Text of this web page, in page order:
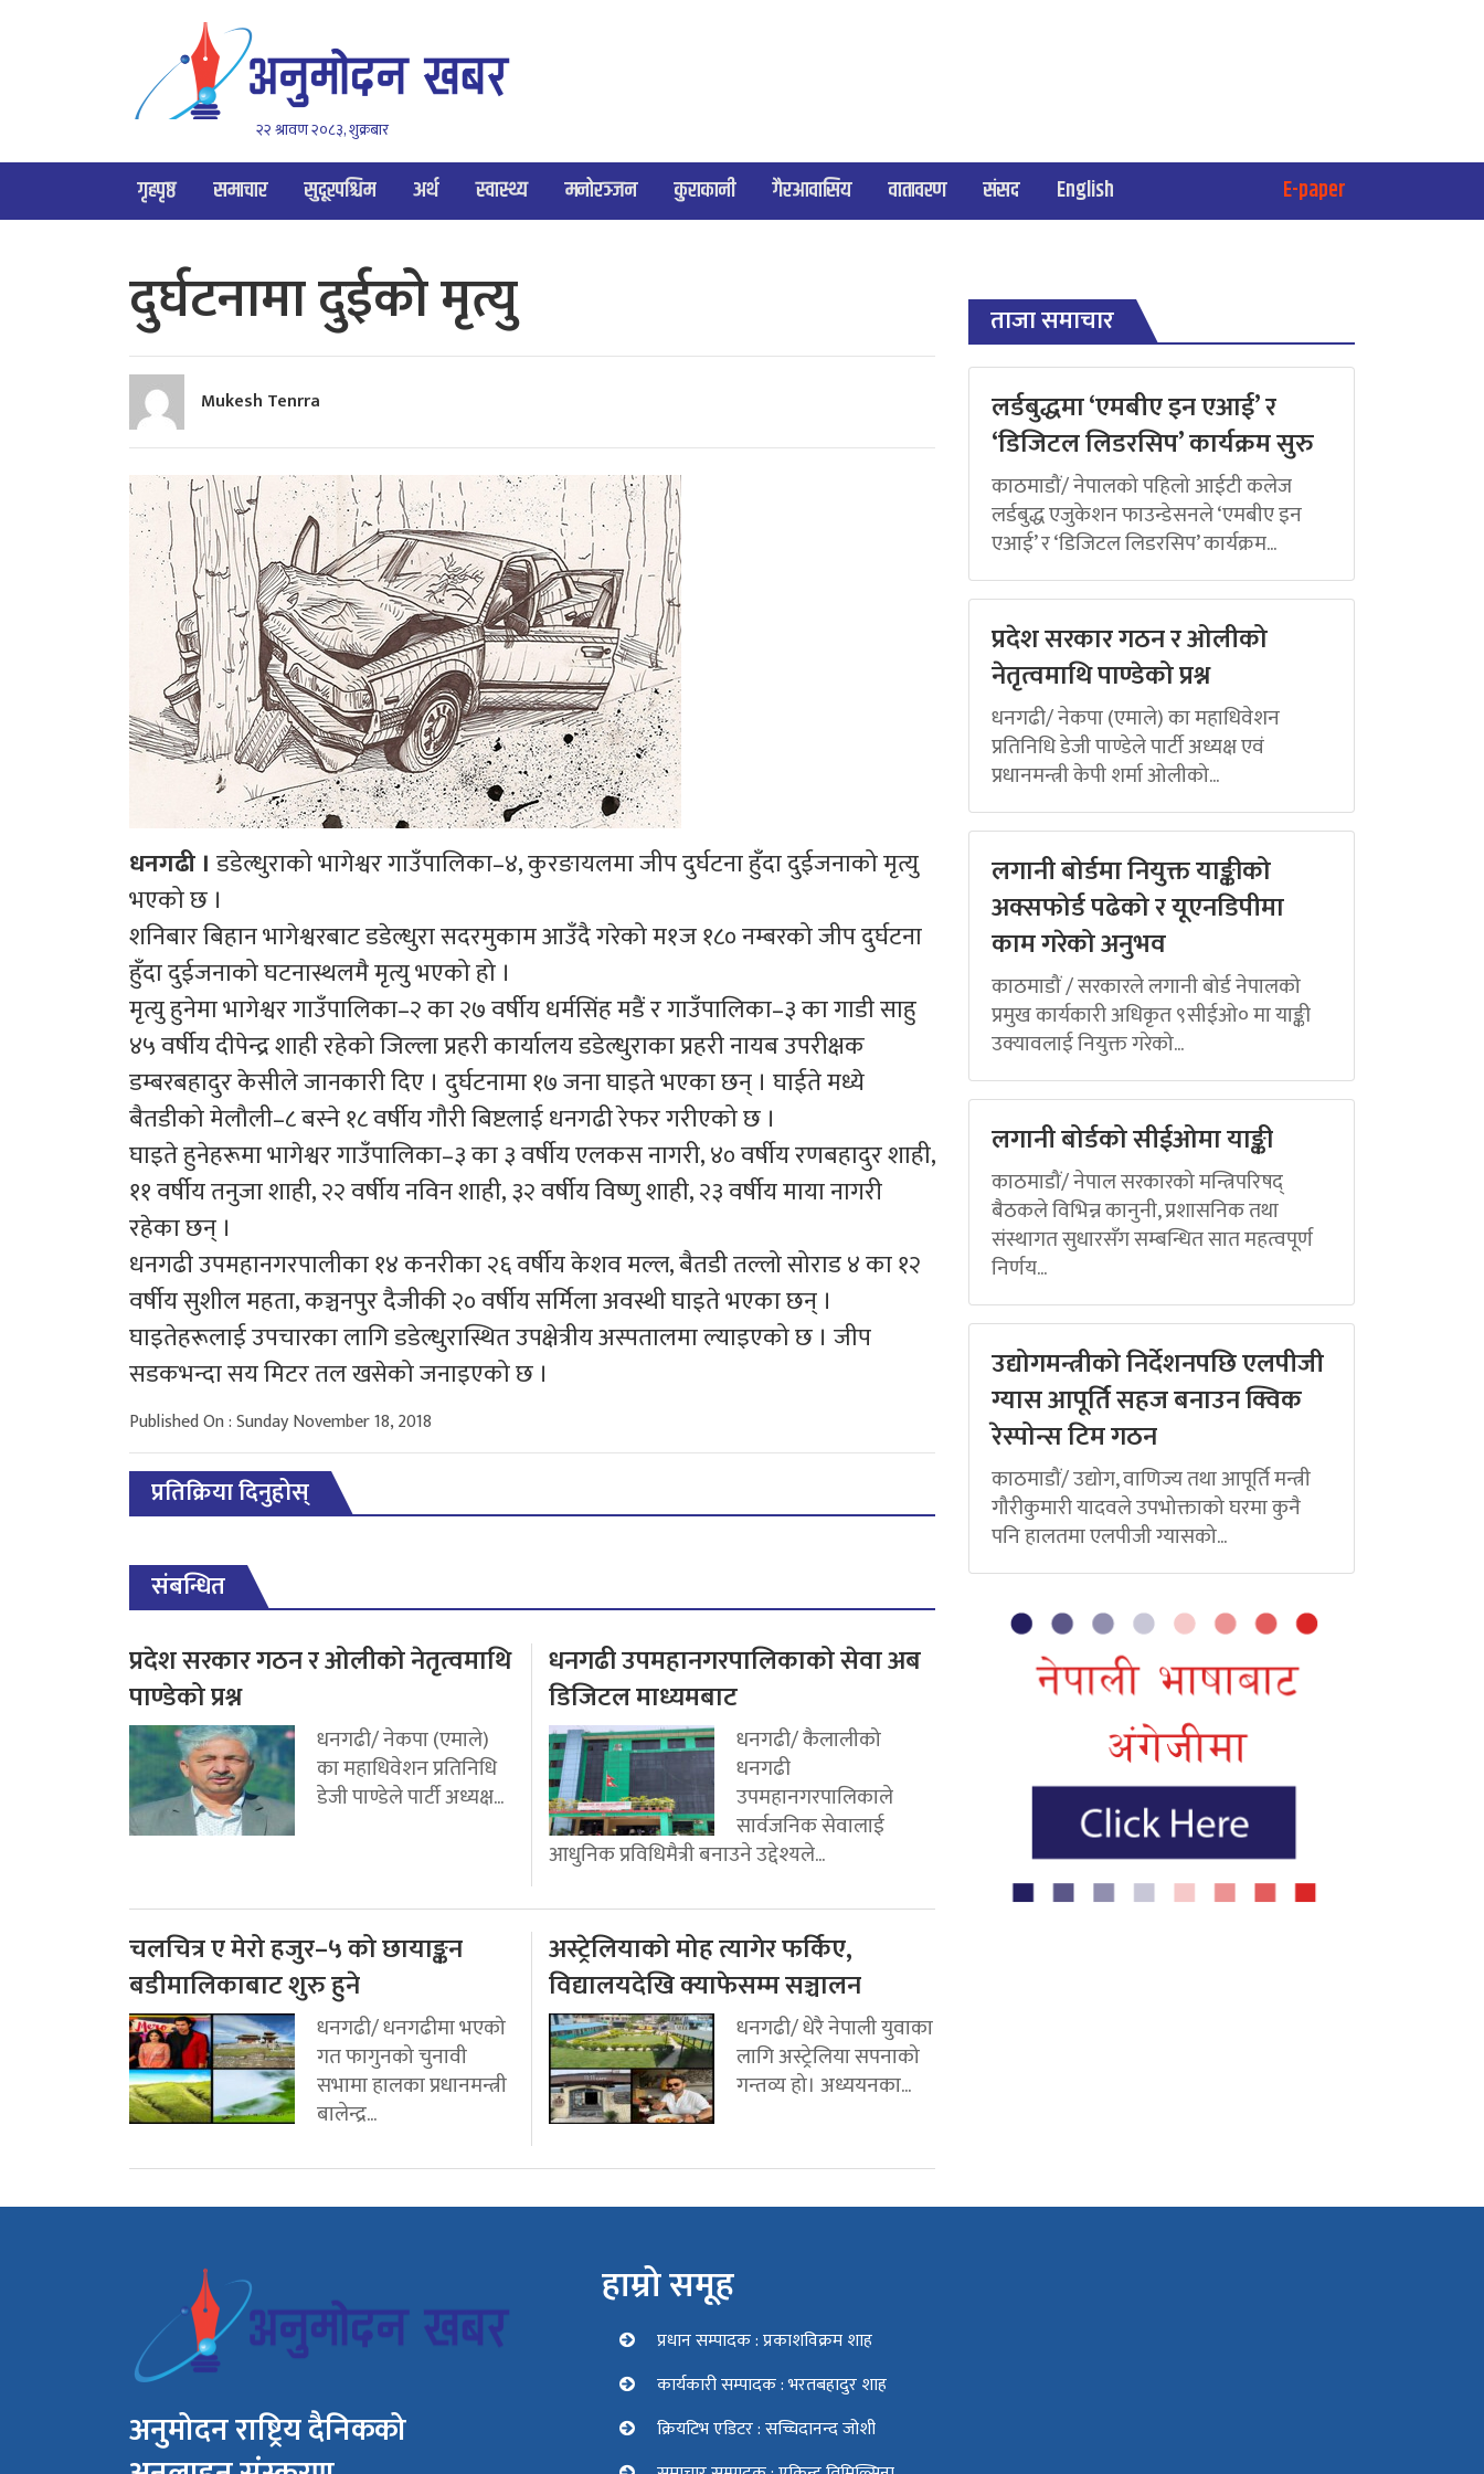
२२ श्रावण २०८३, शुक्रबार
गृहपृष्ठ समाचार सुदूरपश्चिम अर्थ स्वास्थ्य मनोरञ्जन कुराकानी गैरआवासिय वातावरण संसद English E-paper
दुर्घटनामा दुईको मृत्यु
Mukesh Tenrra
धनगढी । डडेल्धुराको भागेश्वर गाउँपालिका–४, कुरङायलमा जीप दुर्घटना हुँदा दुईजनाको मृत्यु
भएको छ ।
शनिबार बिहान भागेश्वरबाट डडेल्धुरा सदरमुकाम आउँदै गरेको म१ज १८० नम्बरको जीप दुर्घटना
हुँदा दुईजनाको घटनास्थलमै मृत्यु भएको हो ।
मृत्यु हुनेमा भागेश्वर गाउँपालिका–२ का २७ वर्षीय धर्मसिंह मडैं र गाउँपालिका–३ का गाडी साहु
४५ वर्षीय दीपेन्द्र शाही रहेको जिल्ला प्रहरी कार्यालय डडेल्धुराका प्रहरी नायब उपरीक्षक
डम्बरबहादुर केसीले जानकारी दिए । दुर्घटनामा १७ जना घाइते भएका छन् । घाईते मध्ये
बैतडीको मेलौली–८ बस्ने १८ वर्षीय गौरी बिष्टलाई धनगढी रेफर गरीएको छ ।
घाइते हुनेहरूमा भागेश्वर गाउँपालिका–३ का ३ वर्षीय एलकस नागरी, ४० वर्षीय रणबहादुर शाही,
११ वर्षीय तनुजा शाही, २२ वर्षीय नविन शाही, ३२ वर्षीय विष्णु शाही, २३ वर्षीय माया नागरी
रहेका छन् ।
धनगढी उपमहानगरपालीका १४ कनरीका २६ वर्षीय केशव मल्ल, बैतडी तल्लो सोराड ४ का १२
वर्षीय सुशील महता, कञ्चनपुर दैजीकी २० वर्षीय सर्मिला अवस्थी घाइते भएका छन् ।
घाइतेहरूलाई उपचारका लागि डडेल्धुरास्थित उपक्षेत्रीय अस्पतालमा ल्याइएको छ । जीप
सडकभन्दा सय मिटर तल खसेको जनाइएको छ ।
Published On : Sunday November 18, 2018
प्रतिक्रिया दिनुहोस्
संबन्धित
प्रदेश सरकार गठन र ओलीको नेतृत्वमाथि
पाण्डेको प्रश्न
धनगढी/ नेकपा (एमाले)
का महाधिवेशन प्रतिनिधि
डेजी पाण्डेले पार्टी अध्यक्ष...
धनगढी उपमहानगरपालिकाको सेवा अब
डिजिटल माध्यमबाट
धनगढी/ कैलालीको
धनगढी
उपमहानगरपालिकाले
सार्वजनिक सेवालाई
आधुनिक प्रविधिमैत्री बनाउने उद्देश्यले...
चलचित्र ए मेरो हजुर–५ को छायाङ्कन
बडीमालिकाबाट शुरु हुने
धनगढी/ धनगढीमा भएको
गत फागुनको चुनावी
सभामा हालका प्रधानमन्त्री
बालेन्द्र...
अस्ट्रेलियाको मोह त्यागेर फर्किए,
विद्यालयदेखि क्याफेसम्म सञ्चालन
धनगढी/ धेरै नेपाली युवाका
लागि अस्ट्रेलिया सपनाको
गन्तव्य हो। अध्ययनका...
ताजा समाचार
लर्डबुद्धमा ‘एमबीए इन एआई’ र
‘डिजिटल लिडरसिप’ कार्यक्रम सुरु
काठमाडौं/ नेपालको पहिलो आईटी कलेज
लर्डबुद्ध एजुकेशन फाउन्डेसनले ‘एमबीए इन
एआई’ र ‘डिजिटल लिडरसिप’ कार्यक्रम...
प्रदेश सरकार गठन र ओलीको
नेतृत्वमाथि पाण्डेको प्रश्न
धनगढी/ नेकपा (एमाले) का महाधिवेशन
प्रतिनिधि डेजी पाण्डेले पार्टी अध्यक्ष एवं
प्रधानमन्त्री केपी शर्मा ओलीको...
लगानी बोर्डमा नियुक्त याङ्कीको
अक्सफोर्ड पढेको र यूएनडिपीमा
काम गरेको अनुभव
काठमाडौं / सरकारले लगानी बोर्ड नेपालको
प्रमुख कार्यकारी अधिकृत ९सीईओ० मा याङ्की
उक्यावलाई नियुक्त गरेको...
लगानी बोर्डको सीईओमा याङ्की
काठमाडौं/ नेपाल सरकारको मन्त्रिपरिषद्
बैठकले विभिन्न कानुनी, प्रशासनिक तथा
संस्थागत सुधारसँग सम्बन्धित सात महत्वपूर्ण
निर्णय...
उद्योगमन्त्रीको निर्देशनपछि एलपीजी
ग्यास आपूर्ति सहज बनाउन क्विक
रेस्पोन्स टिम गठन
काठमाडौं/ उद्योग, वाणिज्य तथा आपूर्ति मन्त्री
गौरीकुमारी यादवले उपभोक्ताको घरमा कुनै
पनि हालतमा एलपीजी ग्यासको...
अनुमोदन राष्ट्रिय दैनिकको
हाम्रो समूह
प्रधान सम्पादक : प्रकाशविक्रम शाह
कार्यकारी सम्पादक : भरतबहादुर शाह
क्रियटिभ एडिटर : सच्चिदानन्द जोशी